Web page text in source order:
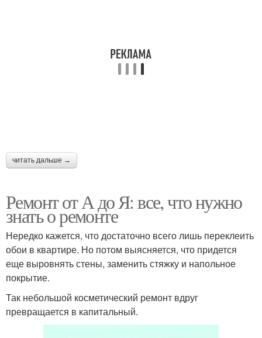
читать дальше →
Ремонт от А до Я: все, что нужно
знать о ремонте
Нередко кажется, что достаточно всего лишь переклеить
обои в квартире. Но потом выясняется, что придется
еще выровнять стены, заменить стяжку и напольное
покрытие.
Так небольшой косметический ремонт вдруг
превращается в капитальный.